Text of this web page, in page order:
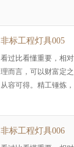
非标工程灯具005
看过比看懂重要，相
理而言，可以财富定
从容可得。精工锤炼
非标工程灯具006